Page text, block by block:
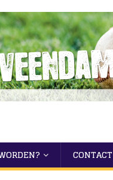
CONTACT